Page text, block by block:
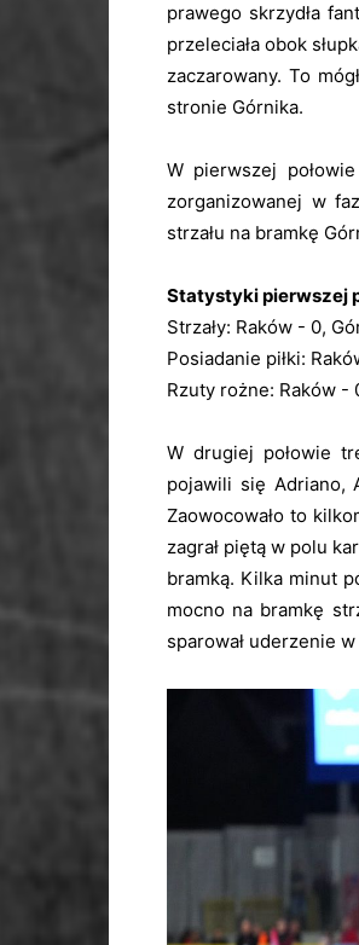
prawego skrzydła
przeleciała obok
zaczarowany. To
stronie Górnika.
W pierwszej
zorganizowanej w
strzału na bramkę
Statystyki pierwszej
Strzały: Raków - 0,
Posiadanie piłki:
Rzuty rożne: Raków -
W drugiej połowie
pojawili się Adriano,
Zaowocowało to
zagrał piętą w polu
bramką. Kilka minut
mocno na bramkę
sparował uderzenie